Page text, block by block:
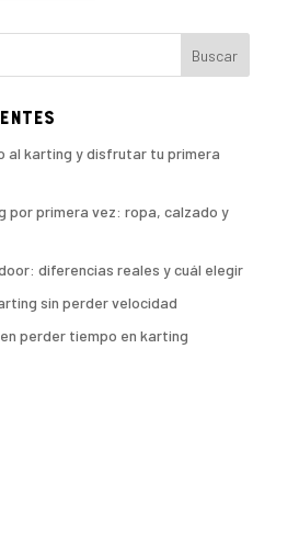
al karting y disfrutar tu primera
por primera vez: ropa, calzado y
diferencias reales y cuál elegir
sin perder velocidad
perder tiempo en karting